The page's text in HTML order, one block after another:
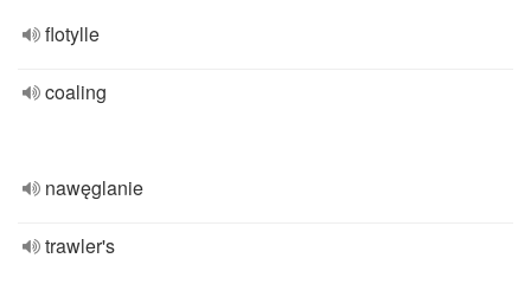
flotylle
coaling
nawęglanie
trawler's